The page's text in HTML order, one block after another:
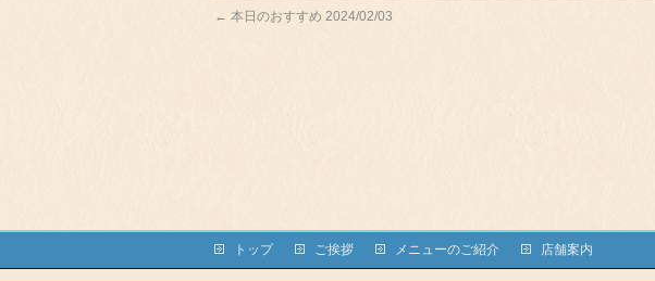
← 本日のおすすめ 2024/02/03
トップ ご挨拶 メニューのご紹介 店舗案内